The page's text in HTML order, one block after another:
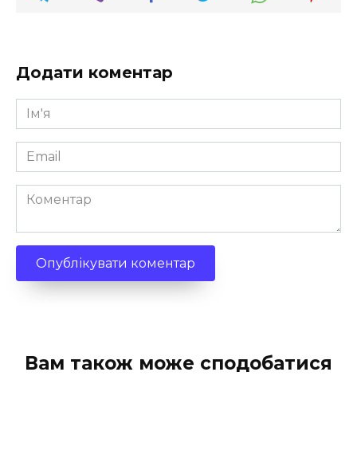
Додати коментар
Ім'я
*
Email
*
Коментар
Вам також може сподобатися